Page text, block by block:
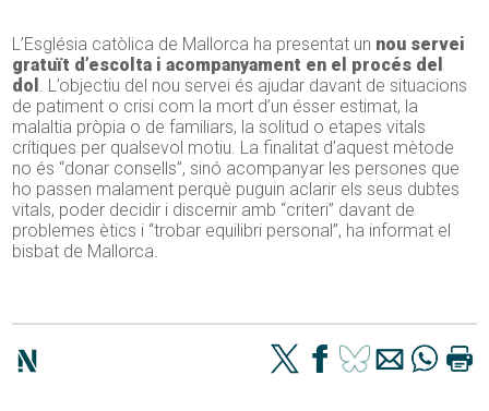
L’Església catòlica de Mallorca ha presentat un nou servei
gratuït d’escolta i acompanyament en el procés del
dol . L’objectiu del nou servei és ajudar davant de situacions
de patiment o crisi com la mort d’un ésser estimat, la
malaltia pròpia o de familiars, la solitud o etapes vitals
crítiques per qualsevol motiu. La finalitat d’aquest mètode
no és “donar consells”, sinó acompanyar les persones que
ho passen malament perquè puguin aclarir els seus dubtes
vitals, poder decidir i discernir amb “criteri” davant de
problemes ètics i “trobar equilibri personal”, ha informat el
bisbat de Mallorca.